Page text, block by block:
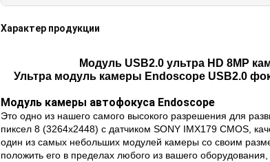
Характер продукции
Модуль USB2.0 ультра HD 8MP
Ультра модуль камеры Endoscope USB2.0
Модуль камеры автофокуса Endoscope
Это одно из нашего самого высокого разрешения для
пиксел 8 (3264x2448) с датчиком SONY IMX179 CMOS,
один из самых небольших модулей камеры со своим
положить его в пределах любого из вашего